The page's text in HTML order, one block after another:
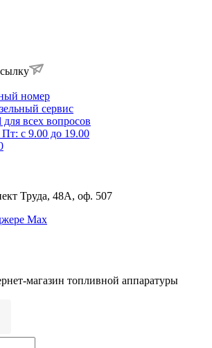
номер
сервис
для всех вопросов
с 9.00 до 19.00
Труда, 48А, оф. 507
Max
магазин топливной аппаратуры